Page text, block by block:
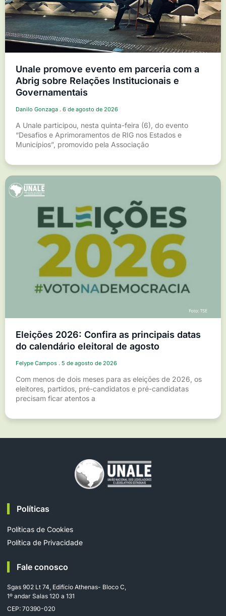
Unale promove evento em parceria com a
Abrig sobre Relações Institucionais e
Governamentais
Danilo Gonzaga 6 de agosto de 2026
A Unale participou, nesta quinta-feira (6), do evento
“Desafios e Aprimoramentos de RIG nos Estados e
Municípios”, promovido pela Associação
Eleições 2026: Confira as principais datas
do calendário eleitoral de agosto
Felype Campos 5 de agosto de 2026
Com menos de dois meses para as eleições de 2026, os
eleitores, partidos, pré-candidatos e pré-candidatas
precisam ficar atentos a
Políticas
Políticas de Cookies
Política de Privacidade
Fale conosco
Sgas 902 Lt 74, Edifício Athenas- Bloco C,
1º andar Salas 120 a 131
CEP: 70390-020